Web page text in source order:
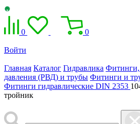
0 0
Войти
Главная Каталог Гидравлика Фитинги,
давления (РВД) и трубы Фитинги и
Фитинги гидравлические DIN 2353
тройник